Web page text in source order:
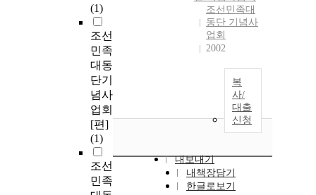
(1)
조선
민족
대동
단기
념사
업회
[편]
(1)
조선
민족
조선민족대
동단 기념사
업회
2002
복
사/
대출
신청
내보내기
내책장담기
한글로보기